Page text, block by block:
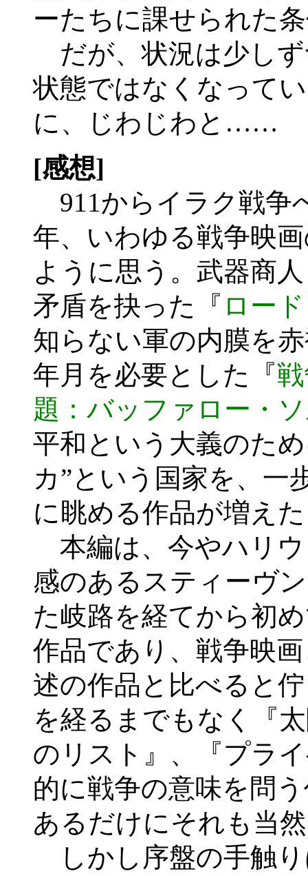
ーたちに課せられた
だが、状況は少し
状態ではなくなって
に、じわじわと……
[感想]
911からイラク戦争
年、いわゆる戦争映
ように思う。武器商
矛盾を抉った『 ロー
知らない軍の内膜を
年月を必要とした『
題：バッファロー・
平和という大義のた
カ”という国家を、一
に眺める作品が増え
本編は、今やハリ
感のあるスティーヴ
た岐路を経てから初
作品であり、戦争映
述の作品と比べると
を経るまでもなく『
のリスト』、『プラ
的に戦争の意味を問
あるだけにそれも当
しかし序盤の手触